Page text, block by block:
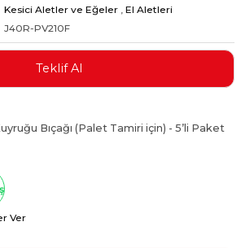
Kesici Aletler ve Eğeler , El Aletleri
J40R-PV210F
Teklif Al
Bıçağı (Palet Tamiri için) - 5’li Paket
Ver